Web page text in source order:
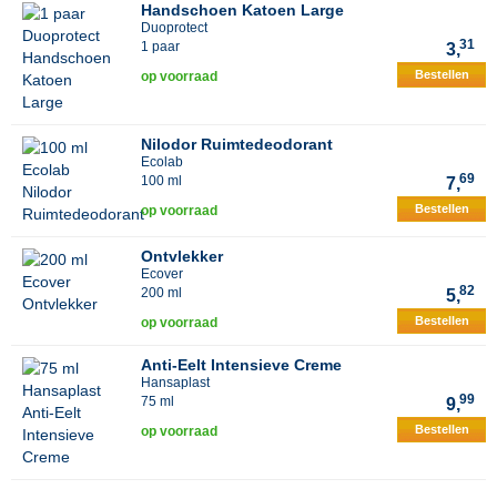
Handschoen Katoen Large
Duoprotect
1 paar
3,31
op voorraad Bestellen
Nilodor Ruimtedeodorant
Ecolab
100 ml
7,69
op voorraad Bestellen
Ontvlekker
Ecover
200 ml
5,82
op voorraad Bestellen
Anti-Eelt Intensieve Creme
Hansaplast
75 ml
9,99
op voorraad Bestellen